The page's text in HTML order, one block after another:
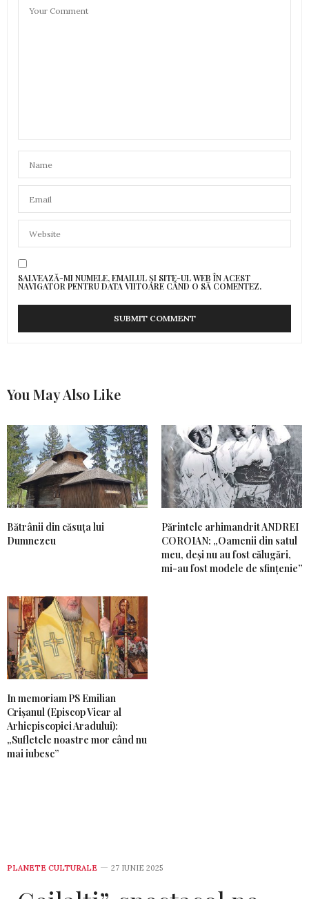
SALVEAZĂ-MI NUMELE, EMAILUL ȘI SITE-UL WEB ÎN ACEST
NAVIGATOR PENTRU DATA VIITOARE CÂND O SĂ COMENTEZ.
You May Also Like
Bătrânii din căsuța lui
Dumnezeu
Părintele arhimandrit ANDREI
COROIAN: „Oamenii din satul
meu, deși nu au fost călugări,
mi-au fost modele de sfințenie”
In memoriam PS Emilian
Crișanul (Episcop Vicar al
Arhiepiscopiei Aradului):
„Sufletele noastre mor când nu
mai iubesc”
PLANETE CULTURALE 27 IUNIE 2025